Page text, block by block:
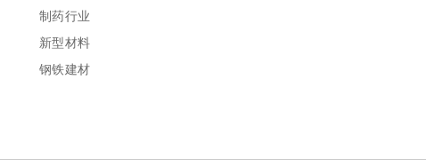
制药行业
新型材料
钢铁建材